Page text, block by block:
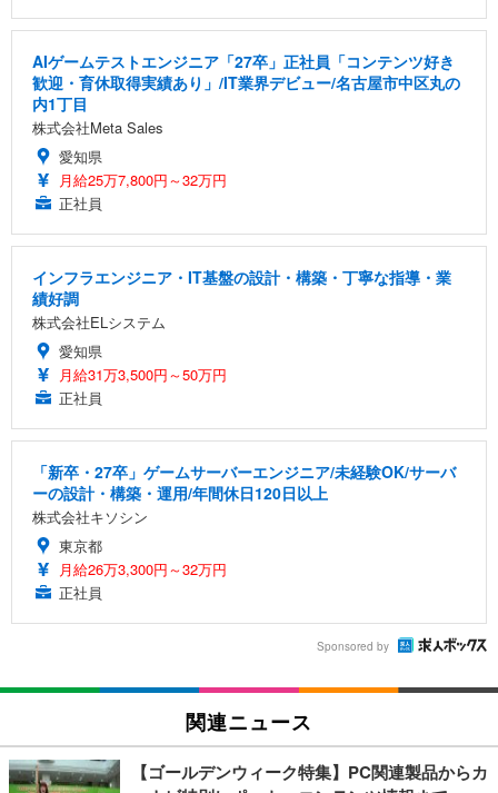
AIゲームテストエンジニア「27卒」正社員「コンテンツ好き
歓迎・育休取得実績あり」/IT業界デビュー/名古屋市中区丸の
内1丁目
株式会社Meta Sales
愛知県
月給25万7,800円～32万円
正社員
インフラエンジニア・IT基盤の設計・構築・丁寧な指導・業
績好調
株式会社ELシステム
愛知県
月給31万3,500円～50万円
正社員
「新卒・27卒」ゲームサーバーエンジニア/未経験OK/サーバ
ーの設計・構築・運用/年間休日120日以上
株式会社キソシン
東京都
月給26万3,300円～32万円
正社員
Sponsored by
関連ニュース
【ゴールデンウィーク特集】PC関連製品からカ